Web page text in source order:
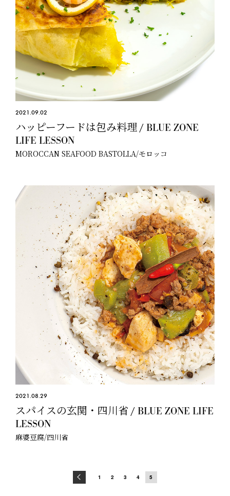
2021.09.02
ハッピーフードは包み料理 / BLUE ZONE
LIFE LESSON
MOROCCAN SEAFOOD BASTOLLA/モロッコ
2021.08.29
スパイスの玄関・四川省 / BLUE ZONE LIFE
LESSON
麻婆豆腐/四川省
1 2 3 4 5